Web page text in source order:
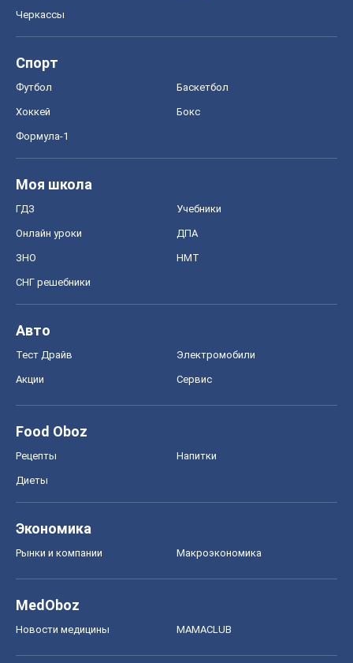
Черкассы
Спорт
Футбол Баскетбол
Хоккей Бокс
Формула-1
Моя школа
ГДЗ Учебники
Онлайн уроки ДПА
ЗНО НМТ
СНГ решебники
Авто
Тест Драйв Электромобили
Акции Сервис
Food Oboz
Рецепты Напитки
Диеты
Экономика
Рынки и компании Mакроэкономика
MedOboz
Новости медицины MAMACLUB